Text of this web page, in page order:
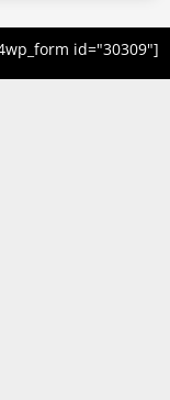
id="30309"]